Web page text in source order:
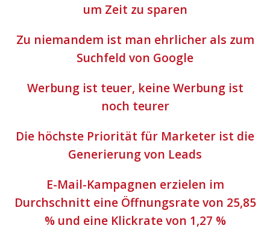
um Zeit zu sparen
Zu niemandem ist man ehrlicher als zum
Suchfeld von Google
Werbung ist teuer, keine Werbung ist
noch teurer
Die höchste Priorität für Marketer ist die
Generierung von Leads
E-Mail-Kampagnen erzielen im
Durchschnitt eine Öffnungsrate von 25,85
% und eine Klickrate von 1,27 %